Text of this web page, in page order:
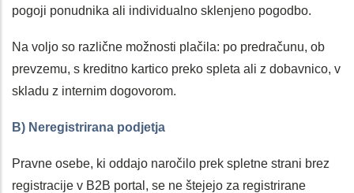
pogoji ponudnika ali individualno sklenjeno pogodbo.
Na voljo so različne možnosti plačila: po predračunu, ob
prevzemu, s kreditno kartico preko spleta ali z dobavnico, v
skladu z internim dogovorom.
B) Neregistrirana podjetja
Pravne osebe, ki oddajo naročilo prek spletne strani brez
registracije v B2B portal, se ne štejejo za registrirane